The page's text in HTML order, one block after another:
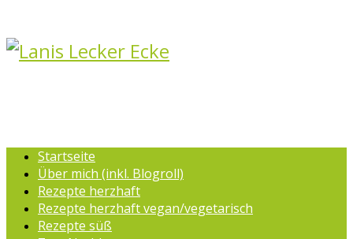
Startseite
Über mich (inkl. Blogroll)
Rezepte herzhaft
Rezepte herzhaft vegan/vegetarisch
Rezepte süß